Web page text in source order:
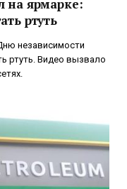
на ярмарке:
ртуть
независимости
ртуть. Видео вызвало